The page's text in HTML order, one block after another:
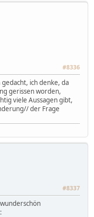
#8336
ich denke, da
gerissen worden,
viele Aussagen gibt,
der Frage
#8337